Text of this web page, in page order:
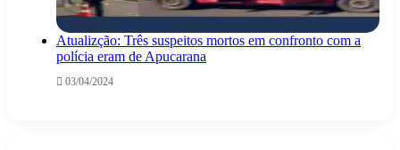
Atualizção: Três suspeitos mortos em confronto com a
polícia eram de Apucarana
03/04/2024